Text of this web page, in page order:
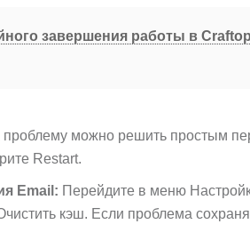
завершения работы в
проблему можно решить простым
Restart.
Email: Перейдите в меню
кэш. Если проблема